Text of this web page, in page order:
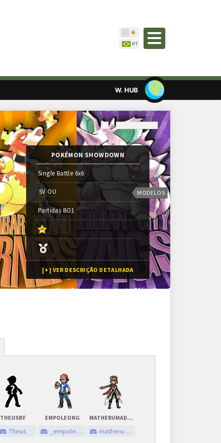
W. HUB
POKÉMON SHOWDOWN
Single Battle 6x6
SV OU
Partidas BO1
[+] VER DESCRIÇÃO DETALHADA
MODELOS
16 vagas
Inscrições encerradas
THEUSBF
Theus
EMPOLEONG
_empoleong_
MATHERUMADERU
matherumaderu